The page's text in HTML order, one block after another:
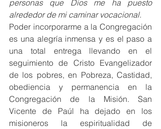
personas que Dios me ha puesto
alrededor de mi caminar vocacional.
Poder incorporarme a la Congregación
es una alegría inmensa y es el paso a
una total entrega llevando en el
seguimiento de Cristo Evangelizador
de los pobres, en Pobreza, Castidad,
obediencia y permanencia en la
Congregación de la Misión. San
Vicente de Paúl ha dejado en los
misioneros la espiritualidad de